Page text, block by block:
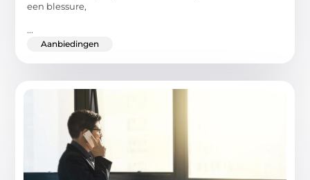
een blessure,
...
Aanbiedingen